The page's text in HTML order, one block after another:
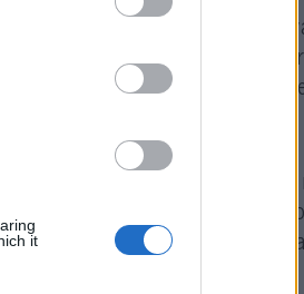
it
alapító-vezérigazgatója a
a
alelnökkel együtt
Rating Council (MRC)
felülvizsgálatával, hogy a
bejegyzéseket és